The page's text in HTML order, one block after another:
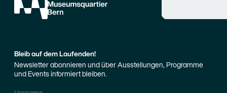
Bleib auf dem Laufenden!
Newsletter abonnieren und über Ausstellungen, Programme
und Events informiert bleiben.